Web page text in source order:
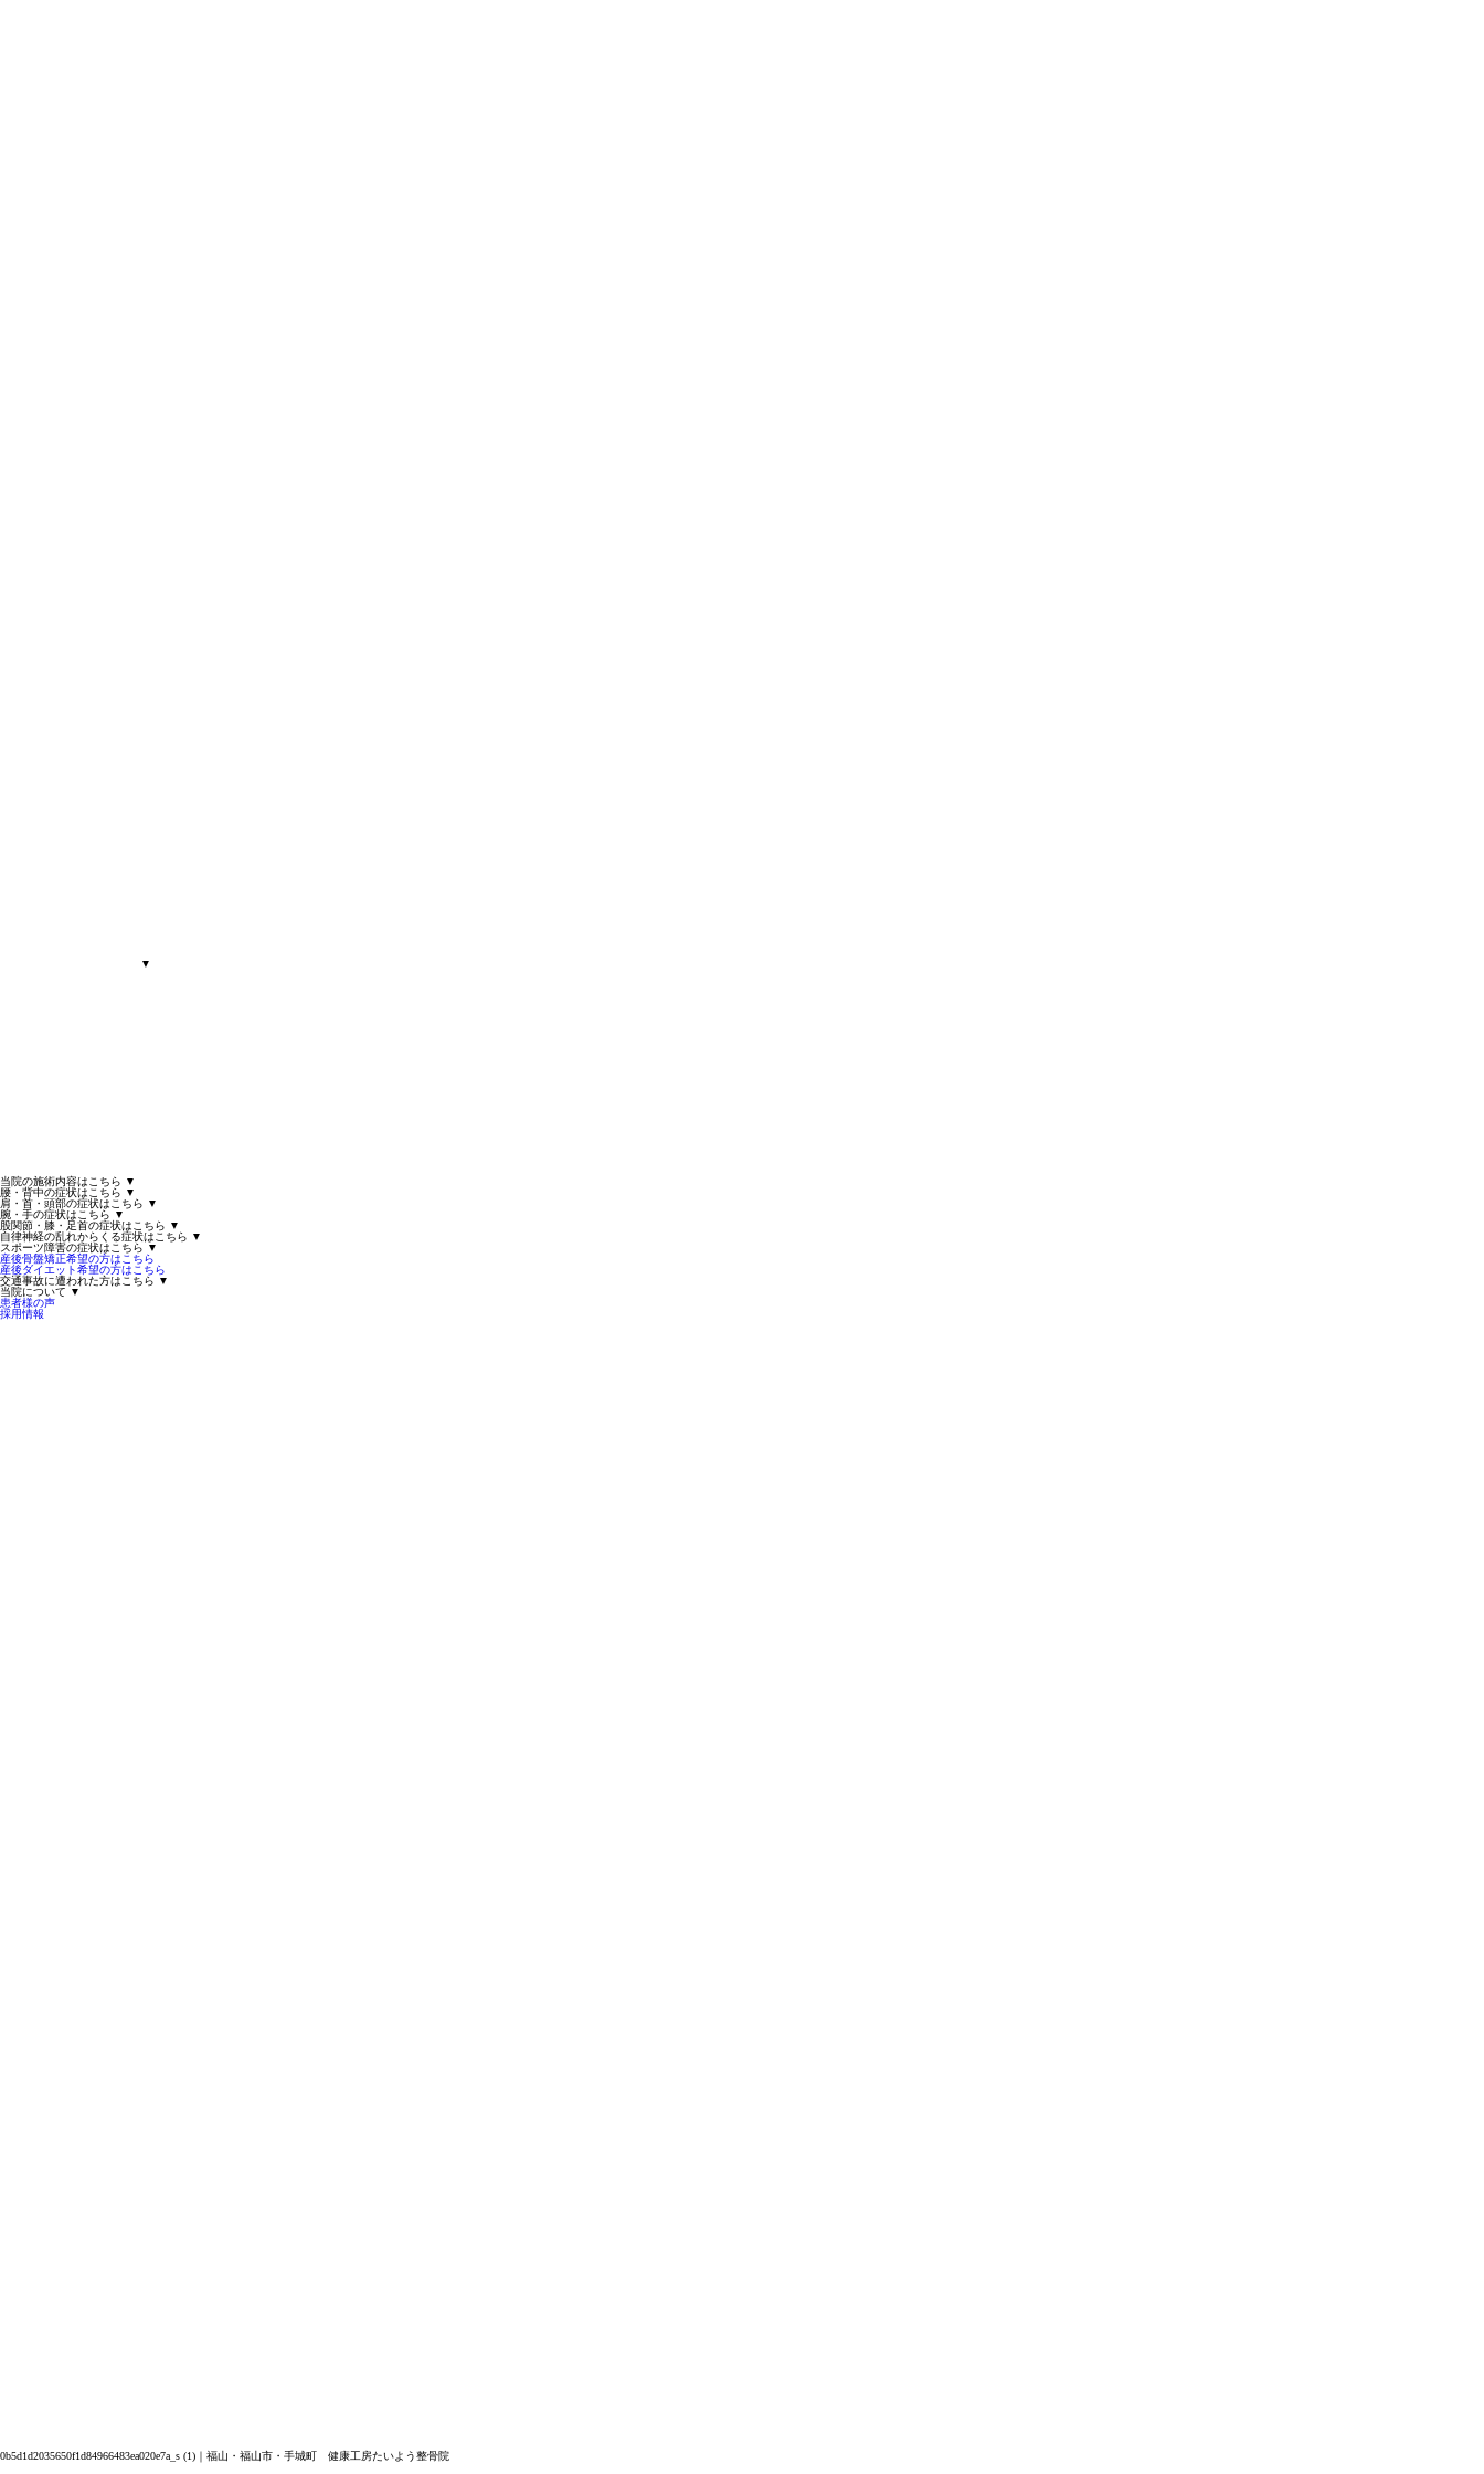
▼
当院の施術内容はこちら ▼
腰・背中の症状はこちら ▼
肩・首・頭部の症状はこちら ▼
腕・手の症状はこちら ▼
股関節・膝・足首の症状はこちら ▼
自律神経の乱れからくる症状はこちら ▼
スポーツ障害の症状はこちら ▼
産後骨盤矯正希望の方はこちら
産後ダイエット希望の方はこちら
交通事故に遭われた方はこちら ▼
当院について ▼
患者様の声
採用情報
0b5d1d2035650f1d84966483ea020e7a_s (1)｜福山・福山市・手城町 健康工房たいよう整骨院